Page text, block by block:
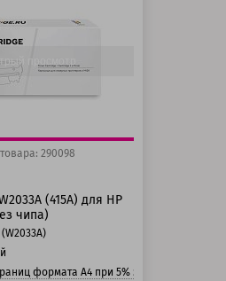
просмотр
290098
(415A) для HP
чипа)
(W2033A)
формата А4 при 5% заполнении